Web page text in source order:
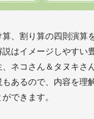
、割り算の四則演算
はイメージしやすい
ネコさん＆タヌキさ
もあるので、内容を理
できます。